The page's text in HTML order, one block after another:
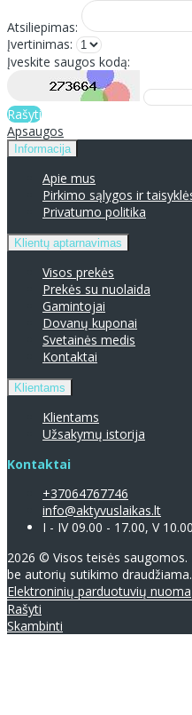
Atsiliepimas:
Įvertinimas:
Įveskite saugos kodą:
Rašyti
Apsaugos
Informacija
Apie mus
Pirkimo sąlygos ir
Privatumo politika
Klientų aptarnavimas
Visos prekės
Prekės su nuolaida
Gamintojai
Dovanų kuponai
Svetainės medis
Kontaktai
Klientams
Klientams
Užsakymų istorija
Kontaktai
+37064767746
info@aktyvuslaikas.lt
I - IV 09.00 - 17.00, V
2026 © Visos teisės
be autorių sutikimo draudžiama.
Elektroninių parduotuvių nuoma
Rašyti
Skambinti